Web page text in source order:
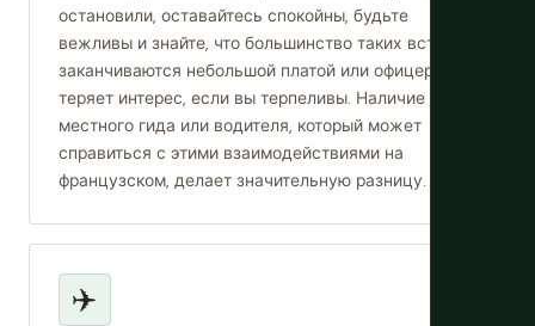
остановили, оставайтесь спокойны, будьте
вежливы и знайте, что большинство таких встреч
заканчиваются небольшой платой или офицер
теряет интерес, если вы терпеливы. Наличие
местного гида или водителя, который может
справиться с этими взаимодействиями на
французском, делает значительную разницу.
✈️